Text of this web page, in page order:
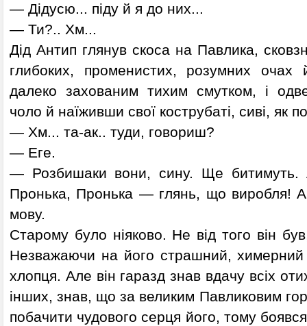
— Дідусю... піду й я до них...
— Ти?.. Хм...
Дід Антип глянув скоса на Павлика,
глибоких, променистих, розумних очах
далеко захованим тихим смутком, і
чоло й наїживши свої кострубаті, сиві, як
— Хм... та-ак.. туди, говориш?
— Еге.
— Розбишаки вони, сину. Ще битимуть.
Пронька, Пронька — глянь, що виробля!
мову.
Старому було ніяково. Не від того він
Незважаючи на його страшний,
хлопця. Але він гаразд знав вдачу всіх
інших, знав, що за великим Павликовим
побачити чудового серця його, тому